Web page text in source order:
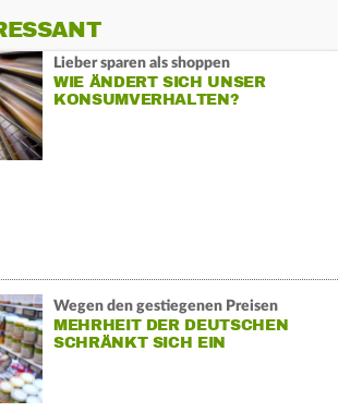
Lieber sparen als shoppen
WIE ÄNDERT SICH UNSER
KONSUMVERHALTEN?
Wegen den gestiegenen Preisen
MEHRHEIT DER DEUTSCHEN
SCHRÄNKT SICH EIN